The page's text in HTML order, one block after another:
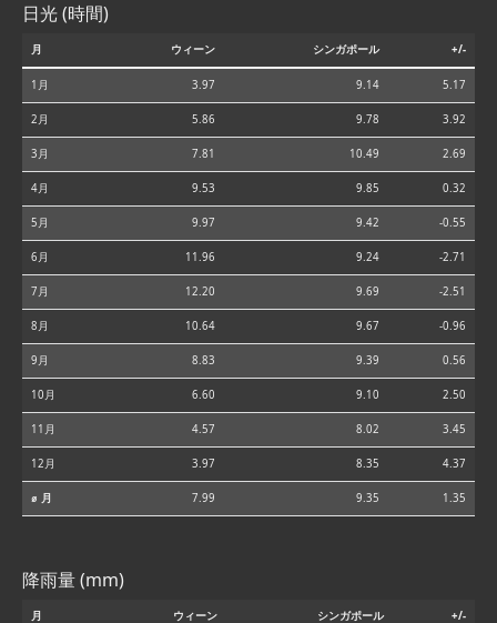
日光 (時間)
月 ウィーン シンガポール +/-
1月 3.97 9.14 5.17
2月 5.86 9.78 3.92
3月 7.81 10.49 2.69
4月 9.53 9.85 0.32
5月 9.97 9.42 -0.55
6月 11.96 9.24 -2.71
7月 12.20 9.69 -2.51
8月 10.64 9.67 -0.96
9月 8.83 9.39 0.56
10月 6.60 9.10 2.50
11月 4.57 8.02 3.45
12月 3.97 8.35 4.37
⌀ 月 7.99 9.35 1.35
降雨量 (mm)
月 ウィーン シンガポール +/-